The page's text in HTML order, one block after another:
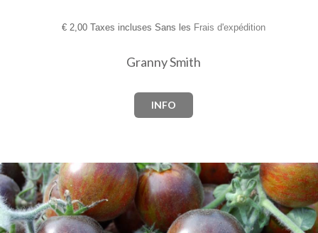
€2,00 Taxes incluses Sans les Frais d'expédition
Granny Smith
INFO